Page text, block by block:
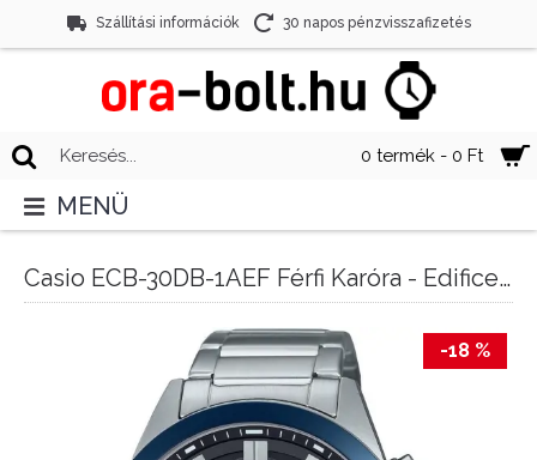
Szállítási információk 30 napos pénzvisszafizetés
0 termék - 0 Ft
MENÜ
Casio ECB-30DB-1AEF Férfi Karóra - Edifice Bluetooth
-18 %